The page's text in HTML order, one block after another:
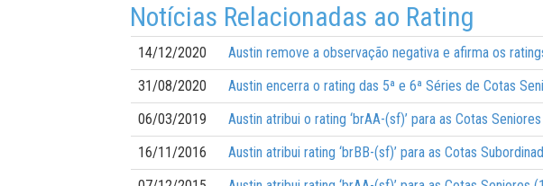
Notícias Relacionadas ao Rating
14/12/2020
Austin remove a observação negativa e afirma os
31/08/2020
Austin encerra o rating das 5ª e 6ª Séries de Cotas
06/03/2019
Austin atribui o rating ‘brAA-(sf)’ para as Cotas
16/11/2016
Austin atribui rating ‘brBB-(sf)’ para as Cotas